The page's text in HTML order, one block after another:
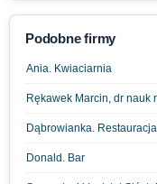
Podobne firmy
Ania. Kwiaciarnia
Rękawek Marcin, dr nauk
Dąbrowianka.
Donald. Bar